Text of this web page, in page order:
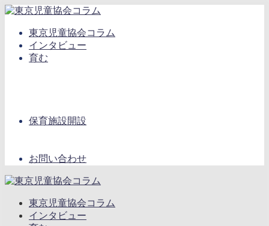
東京児童協会コラム
インタビュー
育む
保育施設開設
お問い合わせ
東京児童協会コラム
インタビュー